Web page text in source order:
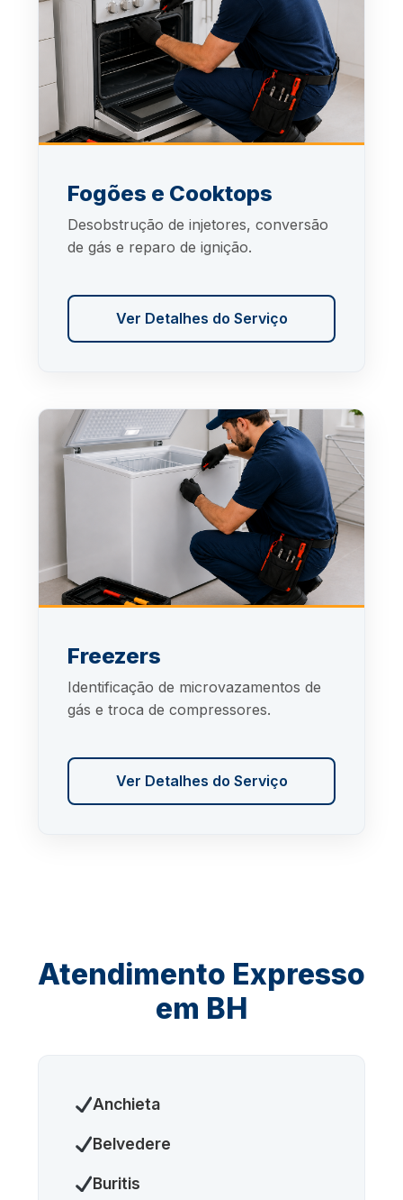
Fogões e Cooktops
Desobstrução de injetores, conversão
de gás e reparo de ignição.
Ver Detalhes do Serviço
Freezers
Identificação de microvazamentos de
gás e troca de compressores.
Ver Detalhes do Serviço
Atendimento Expresso
em BH
Anchieta
Belvedere
Buritis